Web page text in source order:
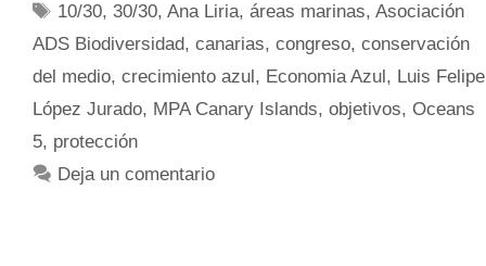
10/30,30/30,Ana Liria,áreas marinas,Asociación
ADS Biodiversidad, canarias, congreso, conservación
del medio, crecimiento azul , Economia Azul , Luis Felipe
López Jurado, MPA Canary Islands, objetivos, Oceans
5, protección
Deja un comentario